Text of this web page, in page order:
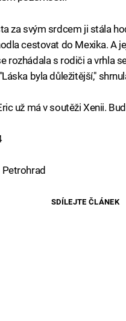
za svým srdcem ji stála
cestovat do Mexika. A
rozhádala s rodiči a vrhla
byla důležitější,"
už má v soutěži Xenii.
Petrohrad
SDÍLEJTE ČLÁNEK